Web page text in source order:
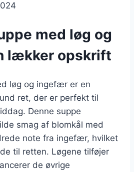
med løg og
lækker opskrift
løg og ingefær er en
ret, der er perfekt til
Denne suppe
smag af blomkål med
note fra ingefær, hvilket
til retten. Løgene tilføjer
de øvrige